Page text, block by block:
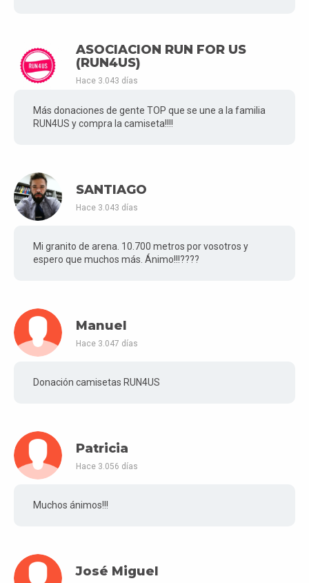
ASOCIACION RUN FOR US
(RUN4US)
Hace 3.043 días
Más donaciones de gente TOP que se une a la familia
RUN4US y compra la camiseta!!!!
SANTIAGO
Hace 3.043 días
Mi granito de arena. 10.700 metros por vosotros y
espero que muchos más. Ánimo!!!????
Manuel
Hace 3.047 días
Donación camisetas RUN4US
Patricia
Hace 3.056 días
Muchos ánimos!!!
José Miguel